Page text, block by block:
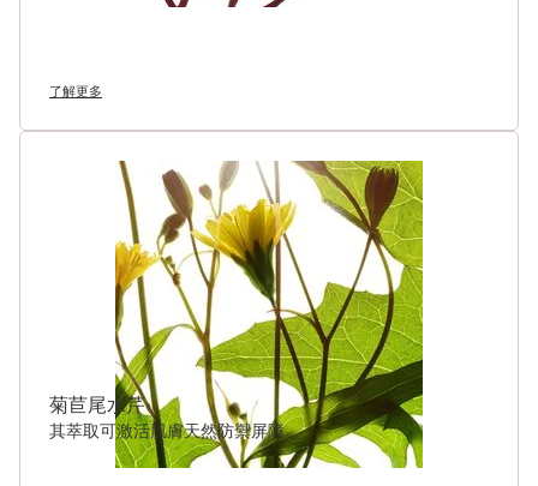
了解更多
菊苣尾水芹
其萃取可激活肌膚天然防禦屏障。